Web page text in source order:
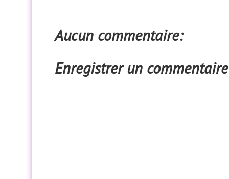
Aucun commentaire:
Enregistrer un commentaire